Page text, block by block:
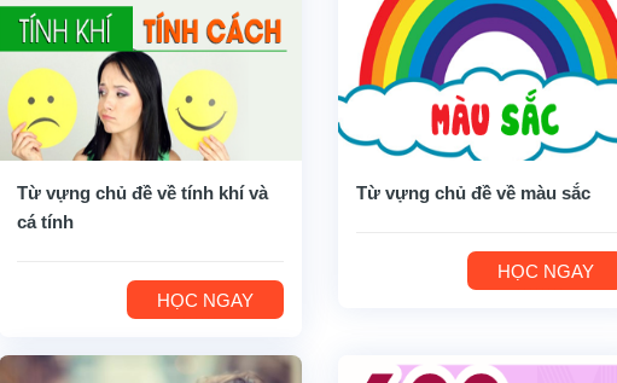
Từ vựng chủ đề về tính khí và
cá tính
HỌC NGAY
Từ vựng chủ đề về màu sắc
HỌC NGAY